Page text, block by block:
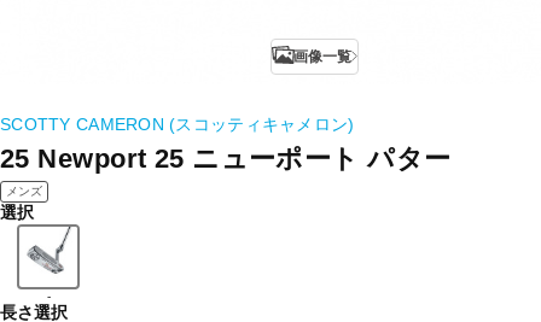
画像一覧
SCOTTY CAMERON (スコッティキャメロン)
25 Newport 25 ニューポート パター
メンズ
選択
-
長さ選択